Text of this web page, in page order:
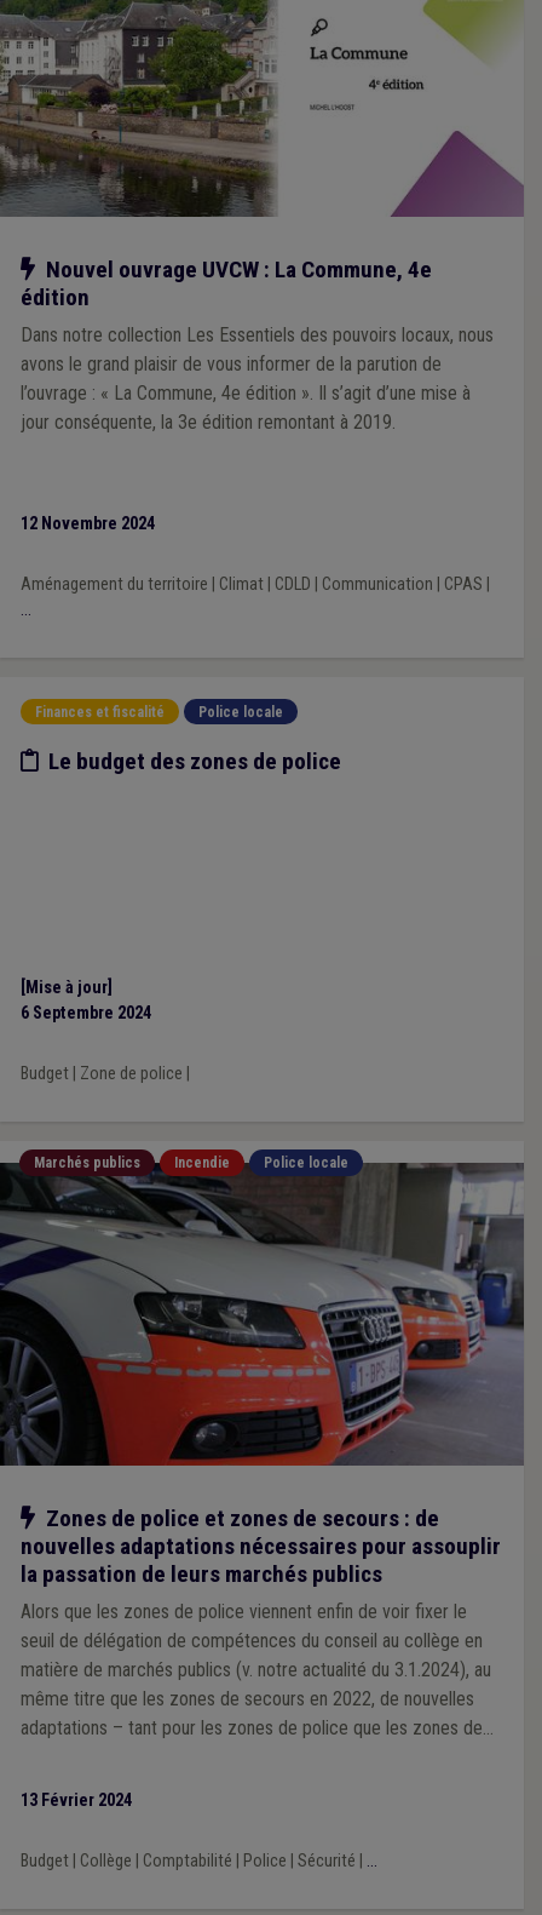
Notre action
Nouvel ouvrage UVCW : La Commune, 4e
édition
Dans notre collection Les Essentiels des pouvoirs locaux, nous
avons le grand plaisir de vous informer de la parution de
l’ouvrage : « La Commune, 4e édition ». Il s’agit d’une mise à
jour conséquente, la 3e édition remontant à 2019.
12 Novembre 2024
Aménagement du territoire Climat| CDLD Communication CPAS
...
Finances et fiscalité Police locale
Etude/chiffres
Le budget des zones de police
[Mise à jour]
6 Septembre 2024
Budget| Zone de police
Marchés publics Incendie Police locale
Notre action
Zones de police et zones de secours : de
nouvelles adaptations nécessaires pour assouplir
la passation de leurs marchés publics
Alors que les zones de police viennent enfin de voir fixer le
seuil de délégation de compétences du conseil au collège en
matière de marchés publics (v. notre actualité du 3.1.2024), au
même titre que les zones de secours en 2022, de nouvelles
adaptations – tant pour les zones de police que les zones de
13 Février 2024
Budget| Collège Comptabilité Police Sécurité ...